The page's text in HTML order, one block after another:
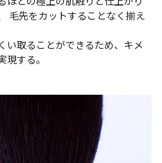
毛先をカットすることなく揃え
い取ることができるため、キメ
する。